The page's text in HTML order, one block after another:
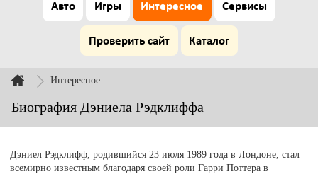
Авто Игры Интересное Сервисы
Проверить сайт Каталог
Интересное
Биография Дэниела Рэдклиффа
Дэниел Рэдклифф, родившийся 23 июля 1989 года в Лондоне, стал
всемирно известным благодаря своей роли Гарри Поттера в